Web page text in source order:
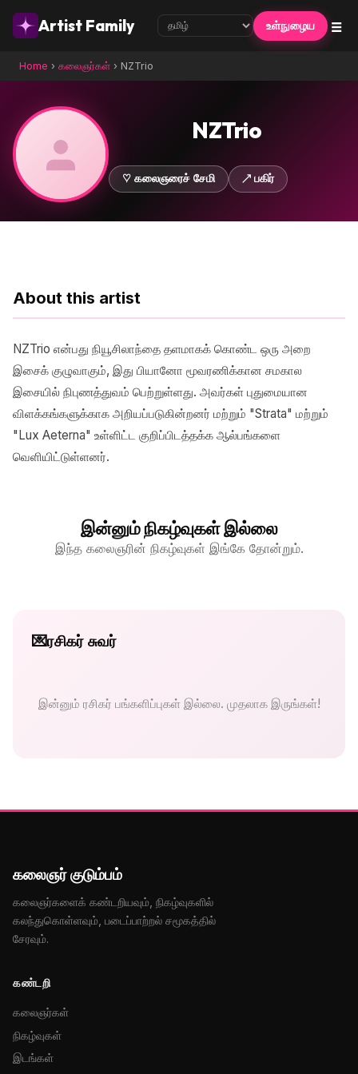
Artist Family உள்நுழைய ☰
Home › கலைஞர்கள் › NZTrio
NZTrio
♡ கலைஞரைச் சேமி ↗ பகிர்
About this artist
NZTrio என்பது நியூசிலாந்தை தளமாகக் கொண்ட ஒரு அறை
இசைக் குழுவாகும், இது பியானோ மூவரணிக்கான சமகால
இசையில் நிபுணத்துவம் பெற்றுள்ளது. அவர்கள் புதுமையான
விளக்கங்களுக்காக அறியப்படுகின்றனர் மற்றும் "Strata" மற்றும்
"Lux Aeterna" உள்ளிட்ட குறிப்பிடத்தக்க ஆல்பங்களை
வெளியிட்டுள்ளனர்.
இன்னும் நிகழ்வுகள் இல்லை
இந்த கலைஞரின் நிகழ்வுகள் இங்கே தோன்றும்.
💌ரசிகர் சுவர்
இன்னும் ரசிகர் பங்களிப்புகள் இல்லை. முதலாக இருங்கள்!
கலைஞர் குடும்பம்
கலைஞர்களைக் கண்டறியவும், நிகழ்வுகளில்
கலந்துகொள்ளவும், படைப்பாற்றல் சமூகத்தில்
சேரவும்.
கண்டறி
கலைஞர்கள்
நிகழ்வுகள்
இடங்கள்